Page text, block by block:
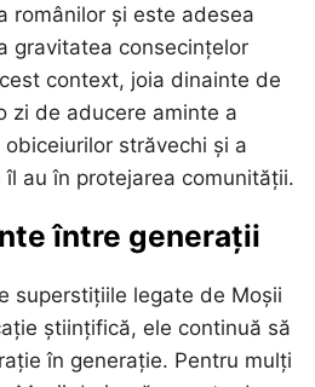
românilor și este adesea
gravitatea consecințelor
context, joia dinainte de
zi de aducere aminte a
străvechi și a
au în protejarea comunității.
între generații
superstițiile legate de Moșii
științifică, ele continuă să
în generație. Pentru mulți